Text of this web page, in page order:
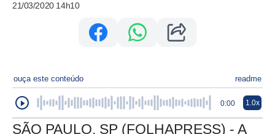
21/03/2020 14h10
ouça este conteúdo readme
0:00 1.0x
SÃO PAULO, SP (FOLHAPRESS) - A